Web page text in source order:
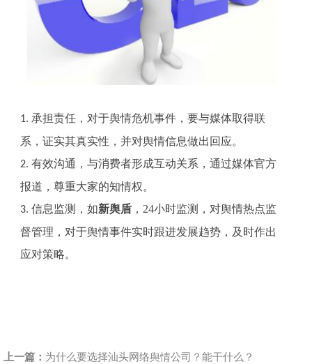
1. 承担责任，对于舆情危机事件，要与媒体取得联
系，证实其真实性，并对舆情信息做出回应。
2. 有效沟通，与消费者形成互动关系，通过媒体官方
报道，尊重大家的知情权。
3. 信息监测，如新舆盾 ， 24小时监测，对舆情热点监
督管理，对于舆情事件实时跟进发展趋势，及时作出
应对策略。
上一篇： 为什么要选择汕头网络舆情公司？能干什么？